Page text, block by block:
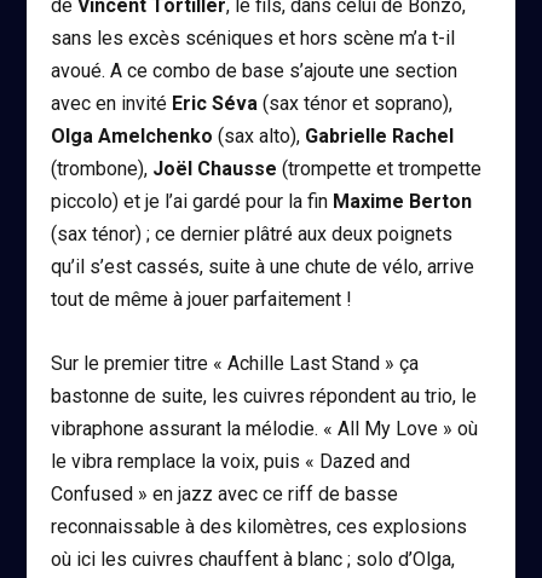
deVincent Tortiller, le fils, dans celui de Bonzo,
sans les excès scéniques et hors scène m’a t-il
avoué. A ce combo de base s’ajoute une section
avec en invité Eric Séva (sax ténor et soprano),
Olga Amelchenko (sax alto), Gabrielle Rachel
(trombone), Joël Chausse (trompette et trompette
piccolo) et je l’ai gardé pour la fin Maxime Berton
(sax ténor) ; ce dernier plâtré aux deux poignets
qu’il s’est cassés, suite à une chute de vélo, arrive
tout de même à jouer parfaitement !
Sur le premier titre « Achille Last Stand » ça
bastonne de suite, les cuivres répondent au trio, le
vibraphone assurant la mélodie. « All My Love » où
le vibra remplace la voix, puis « Dazed and
Confused » en jazz avec ce riff de basse
reconnaissable à des kilomètres, ces explosions
où ici les cuivres chauffent à blanc ; solo d’Olga,